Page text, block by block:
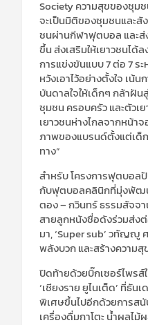
Society ความสุขของชุม
จะเป็นมิติของชุมชนและ
ชนผ่านกีฬาฟุตบอล และส่
ขึ้น ส่งเสริมให้เยาวชนไ
การแข่งขันแบบ 7 ต่อ 7 ร
หวังเอาไว้อย่างตั้งใจ เน้
บันดาลใจให้เด็กๆ กล้าฝั
ชุมชน ครอบครัว และตัวเ
เยาวชนห่างไกลจากหน้า
ภาพของแบรนด์ตั้งแต่เด็ก
ทาง”
สำหรับ โครงการฟุตบอล
กับฟุตบอลคลินิกที่มุ่งพัฒน
ตอง – กวินทร์ ธรรมสัจจา
สายลูกหนังชื่อดังร่วมส่งต่
มา, ‘Super sub’ วทัญญู
พลังบวก และสร้างความ
ปิดท้ายด้วยบิ๊กเซอร์ไพรส์
‘เชียงราย ยูไนเต็ด’ ที่ธั
พิเศษขึ้นไปอีกด้วยการส
เครื่องดื่มกาโตะ น้ำผลไ